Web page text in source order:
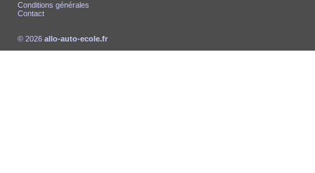
Conditions générales
Contact
© 2026 allo-auto-ecole.fr